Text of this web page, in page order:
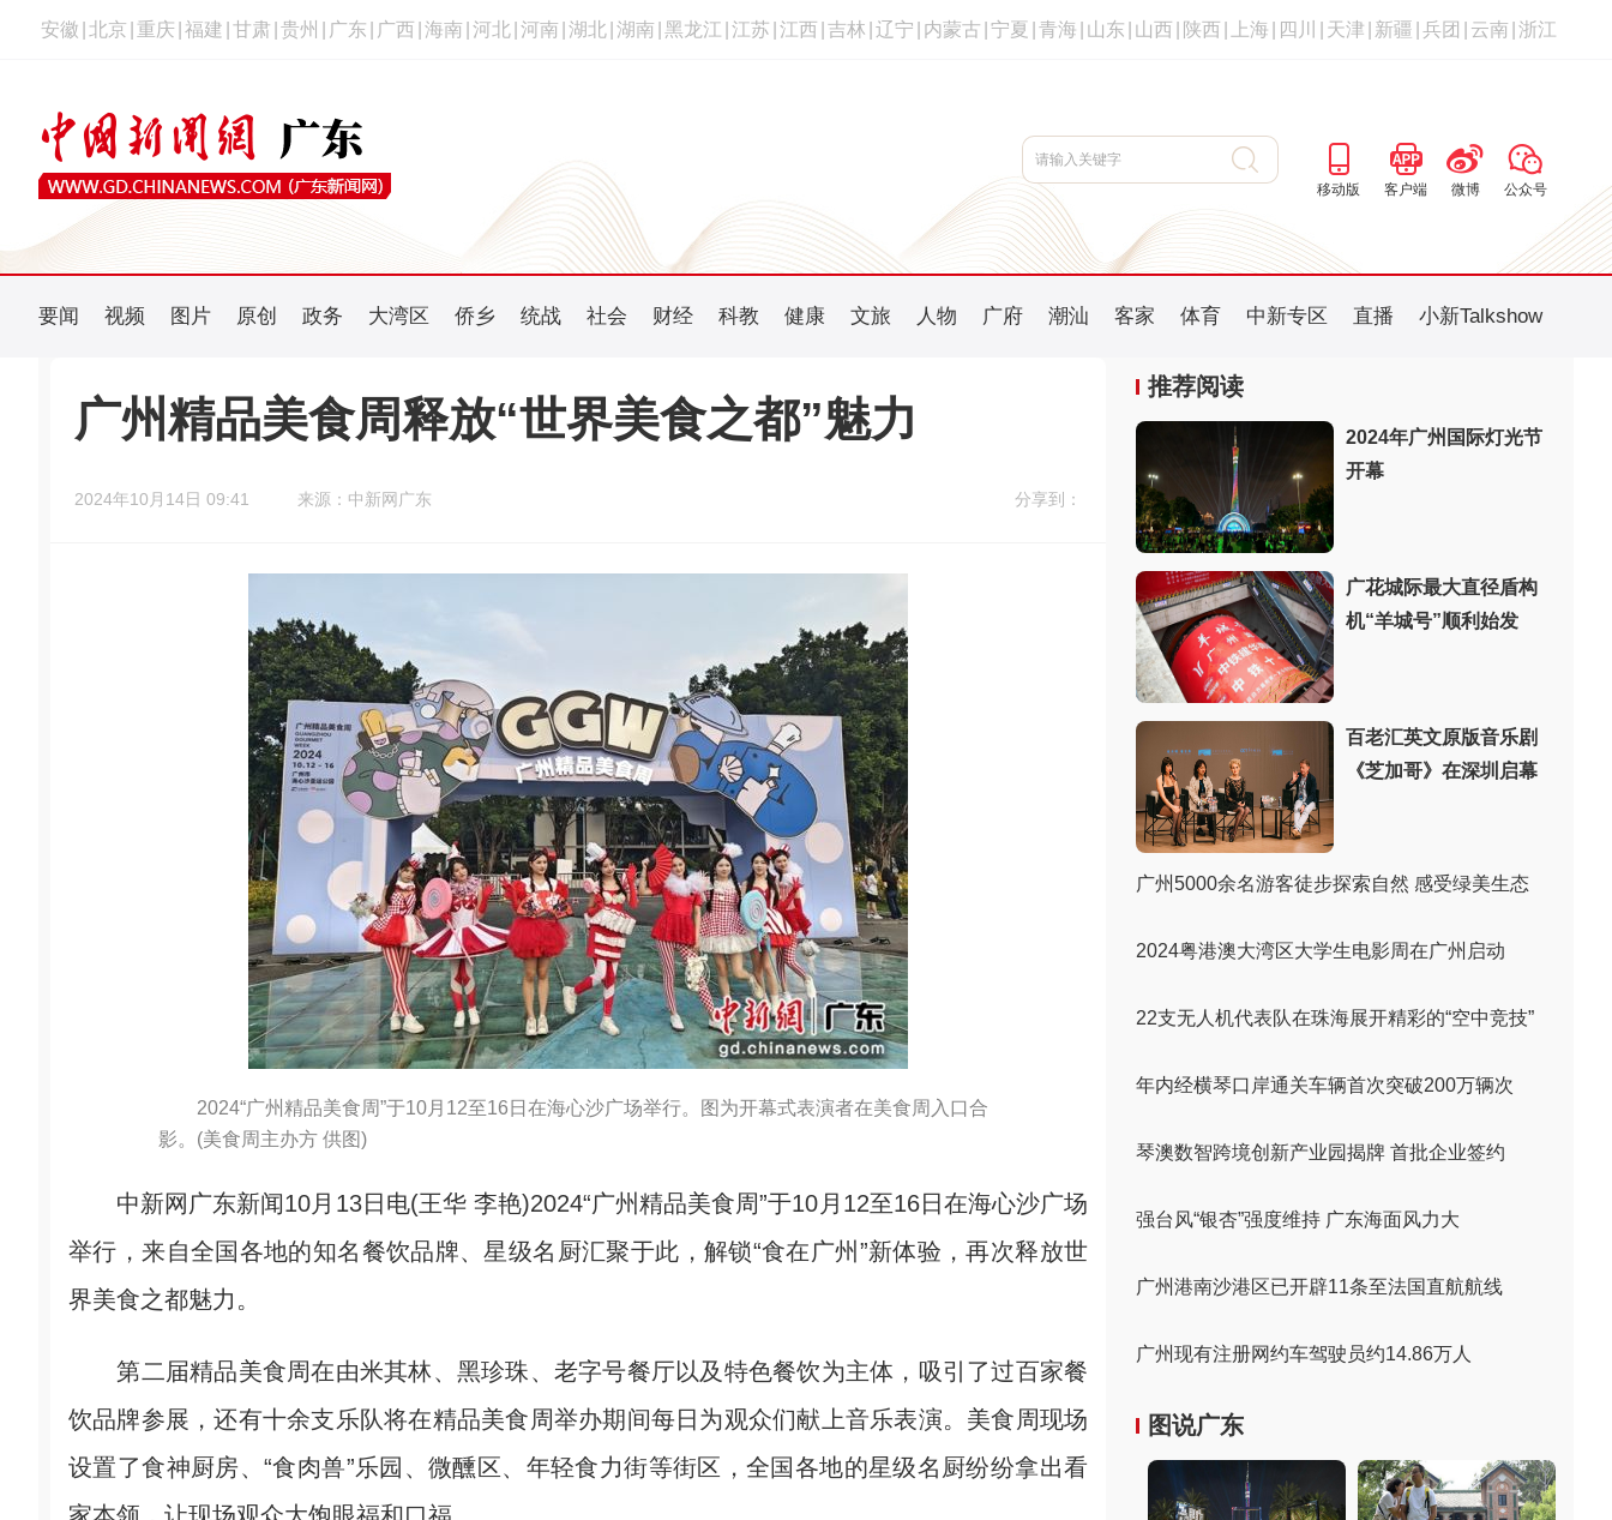
安徽 北京 重庆 福建 甘肃 贵州 广东 广西 海南 河北 河南 湖北 湖南 黑龙江 江苏 江西 吉林 辽宁 内蒙古 宁夏 青海 山东 山西 陕西 上海 四川 天津 新疆 兵团 云南 浙江
移动版 客户端 微博 公众号
要闻 视频 图片 原创 政务 大湾区 侨乡 统战 社会 财经 科教 健康 文旅 人物 广府 潮汕 客家 体育 中新专区 直播 小新Talkshow
广州精品美食周释放“世界美食之都”魅力
2024年10月14日 09:41 来源：中新网广东 分享到：
2024“广州精品美食周”于10月12至16日在海心沙广场举行。图为开幕式表演者在美食周入口合
影。(美食周主办方 供图)
中新网广东新闻10月13日电(王华 李艳)2024“广州精品美食周”于10月12至16日在海心沙广场
举行，来自全国各地的知名餐饮品牌、星级名厨汇聚于此，解锁“食在广州”新体验，再次释放世
界美食之都魅力。
第二届精品美食周在由米其林、黑珍珠、老字号餐厅以及特色餐饮为主体，吸引了过百家餐
饮品牌参展，还有十余支乐队将在精品美食周举办期间每日为观众们献上音乐表演。美食周现场
设置了食神厨房、“食肉兽”乐园、微醺区、年轻食力街等街区，全国各地的星级名厨纷纷拿出看
推荐阅读
2024年广州国际灯光节
开幕
广花城际最大直径盾构
机“羊城号”顺利始发
百老汇英文原版音乐剧
《芝加哥》在深圳启幕
广州5000余名游客徒步探索自然 感受绿美生态
2024粤港澳大湾区大学生电影周在广州启动
22支无人机代表队在珠海展开精彩的“空中竞技”
年内经横琴口岸通关车辆首次突破200万辆次
琴澳数智跨境创新产业园揭牌 首批企业签约
强台风“银杏”强度维持 广东海面风力大
广州港南沙港区已开辟11条至法国直航航线
广州现有注册网约车驾驶员约14.86万人
图说广东